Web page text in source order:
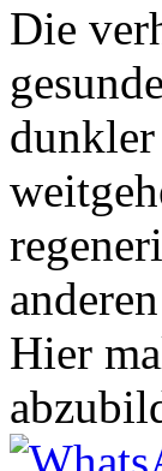
Die
anderen
Hier